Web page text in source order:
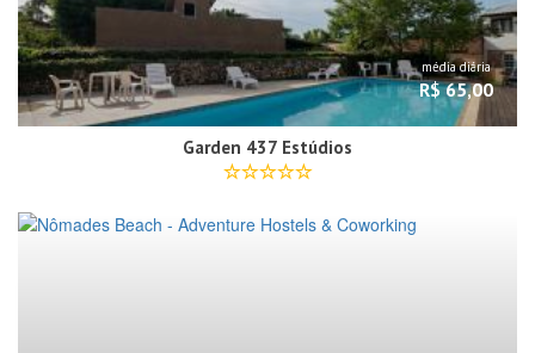
média diária
R$ 65,00
Garden 437 Estúdios